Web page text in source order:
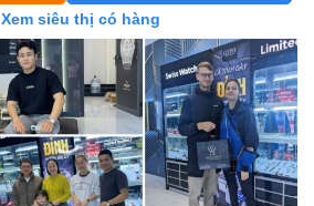
Xem siêu thị có hàng